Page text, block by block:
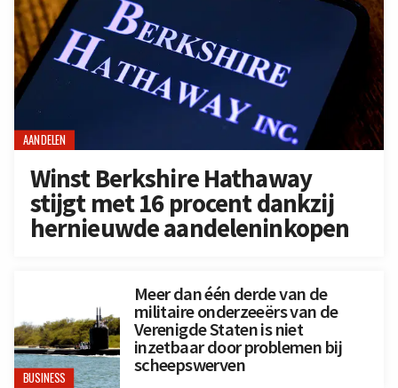
AANDELEN
Winst Berkshire Hathaway
stijgt met 16 procent dankzij
hernieuwde aandeleninkopen
BUSINESS
Meer dan één derde van de
militaire onderzeeërs van de
Verenigde Staten is niet
inzetbaar door problemen bij
scheepswerven